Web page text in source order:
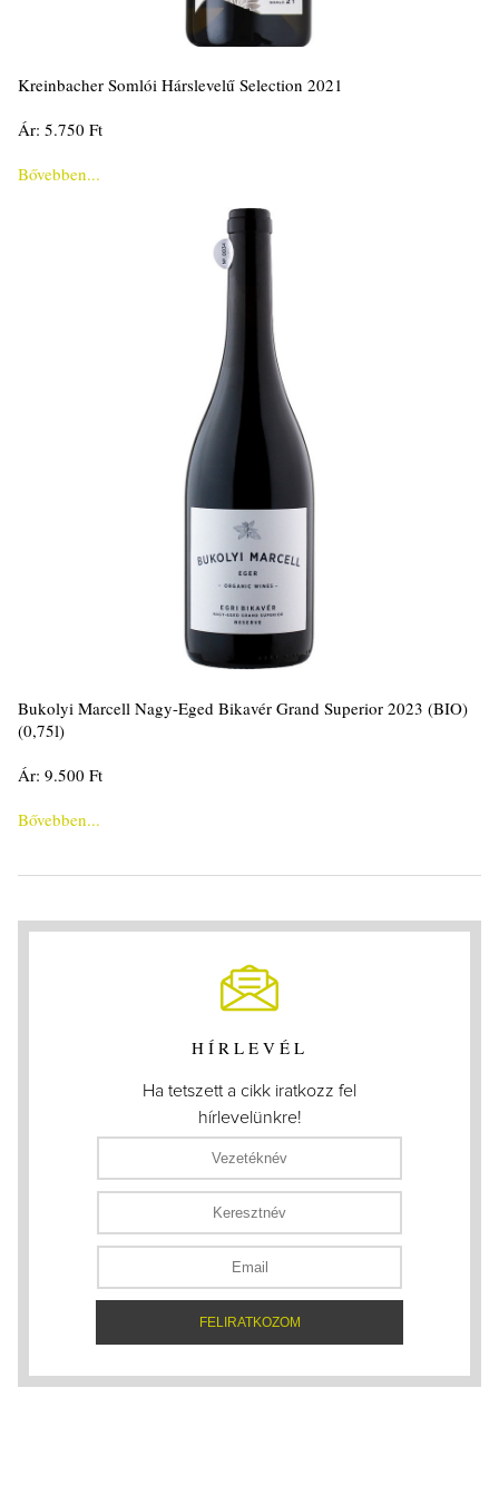
Kreinbacher Somlói Hárslevelű Selection 2021
Ár: 5.750 Ft
Bővebben...
Bukolyi Marcell Nagy-Eged Bikavér Grand Superior 2023 (BIO)
(0,75l)
Ár: 9.500 Ft
Bővebben...
HÍRLEVÉL
Ha tetszett a cikk iratkozz fel
hírlevelünkre!